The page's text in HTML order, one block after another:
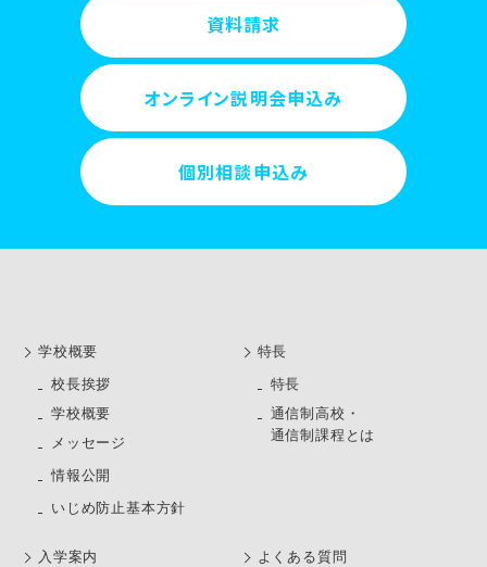
資料請求
オンライン説明会申込み
個別相談申込み
学校概要
校長挨拶
学校概要
メッセージ
情報公開
いじめ防止基本方針
特長
特長
通信制高校・
通信制課程とは
⼊学案内
よくある質問